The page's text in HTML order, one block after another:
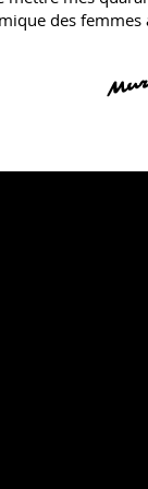
des femmes